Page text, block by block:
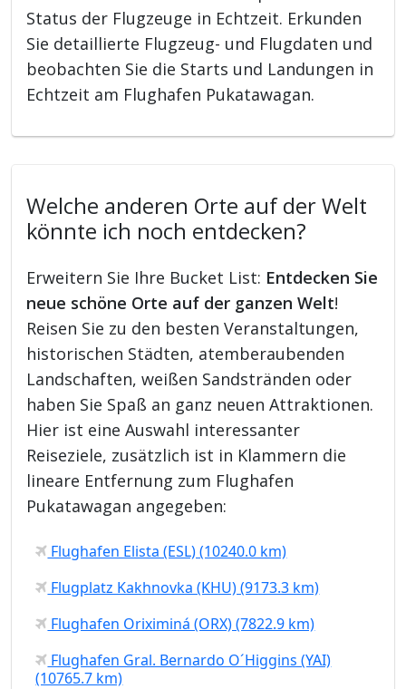
Status der Flugzeuge in Echtzeit. Erkunden
Sie detaillierte Flugzeug- und Flugdaten und
beobachten Sie die Starts und Landungen in
Echtzeit am Flughafen Pukatawagan.
Welche anderen Orte auf der Welt
könnte ich noch entdecken?
Erweitern Sie Ihre Bucket List: Entdecken Sie
neue schöne Orte auf der ganzen Welt!
Reisen Sie zu den besten Veranstaltungen,
historischen Städten, atemberaubenden
Landschaften, weißen Sandstränden oder
haben Sie Spaß an ganz neuen Attraktionen.
Hier ist eine Auswahl interessanter
Reiseziele, zusätzlich ist in Klammern die
lineare Entfernung zum Flughafen
Pukatawagan angegeben:
Flughafen Elista (ESL) (10240.0 km)
Flugplatz Kakhnovka (KHU) (9173.3 km)
Flughafen Oriximiná (ORX) (7822.9 km)
Flughafen Gral. Bernardo O´Higgins (YAI)
(10765.7 km)